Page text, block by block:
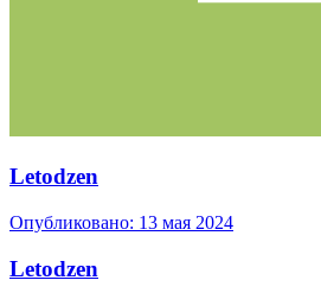
Letodzen
Опубликовано: 13 мая 2024
Letodzen